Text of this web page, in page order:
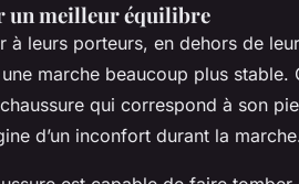
un meilleur équilibre
à leurs porteurs, en dehors de
marche beaucoup plus stable.
qui correspond à son
d’un inconfort durant la